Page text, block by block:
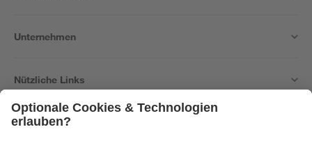
Unternehmen
Nützliche Links